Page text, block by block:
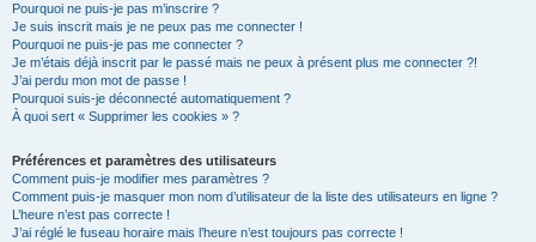
Pourquoi ne puis-je pas m’inscrire ?
Je suis inscrit mais je ne peux pas me connecter !
Pourquoi ne puis-je pas me connecter ?
Je m’étais déjà inscrit par le passé mais ne peux à présent plus me connecter ?!
J’ai perdu mon mot de passe !
Pourquoi suis-je déconnecté automatiquement ?
À quoi sert « Supprimer les cookies » ?
Préférences et paramètres des utilisateurs
Comment puis-je modifier mes paramètres ?
Comment puis-je masquer mon nom d’utilisateur de la liste des utilisateurs en ligne ?
L’heure n’est pas correcte !
J’ai réglé le fuseau horaire mais l’heure n’est toujours pas correcte !